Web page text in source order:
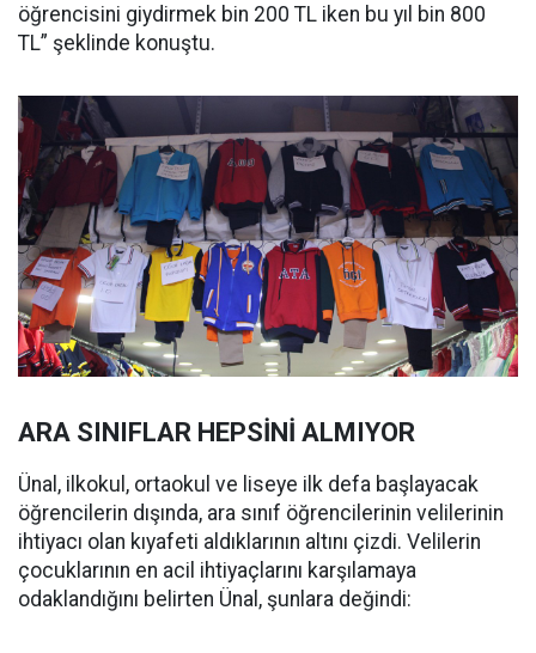
öğrencisini giydirmek bin 200 TL iken bu yıl bin 800
TL” şeklinde konuştu.
ARA SINIFLAR HEPSİNİ ALMIYOR
Ünal, ilkokul, ortaokul ve liseye ilk defa başlayacak
öğrencilerin dışında, ara sınıf öğrencilerinin velilerinin
ihtiyacı olan kıyafeti aldıklarının altını çizdi. Velilerin
çocuklarının en acil ihtiyaçlarını karşılamaya
odaklandığını belirten Ünal, şunlara değindi: